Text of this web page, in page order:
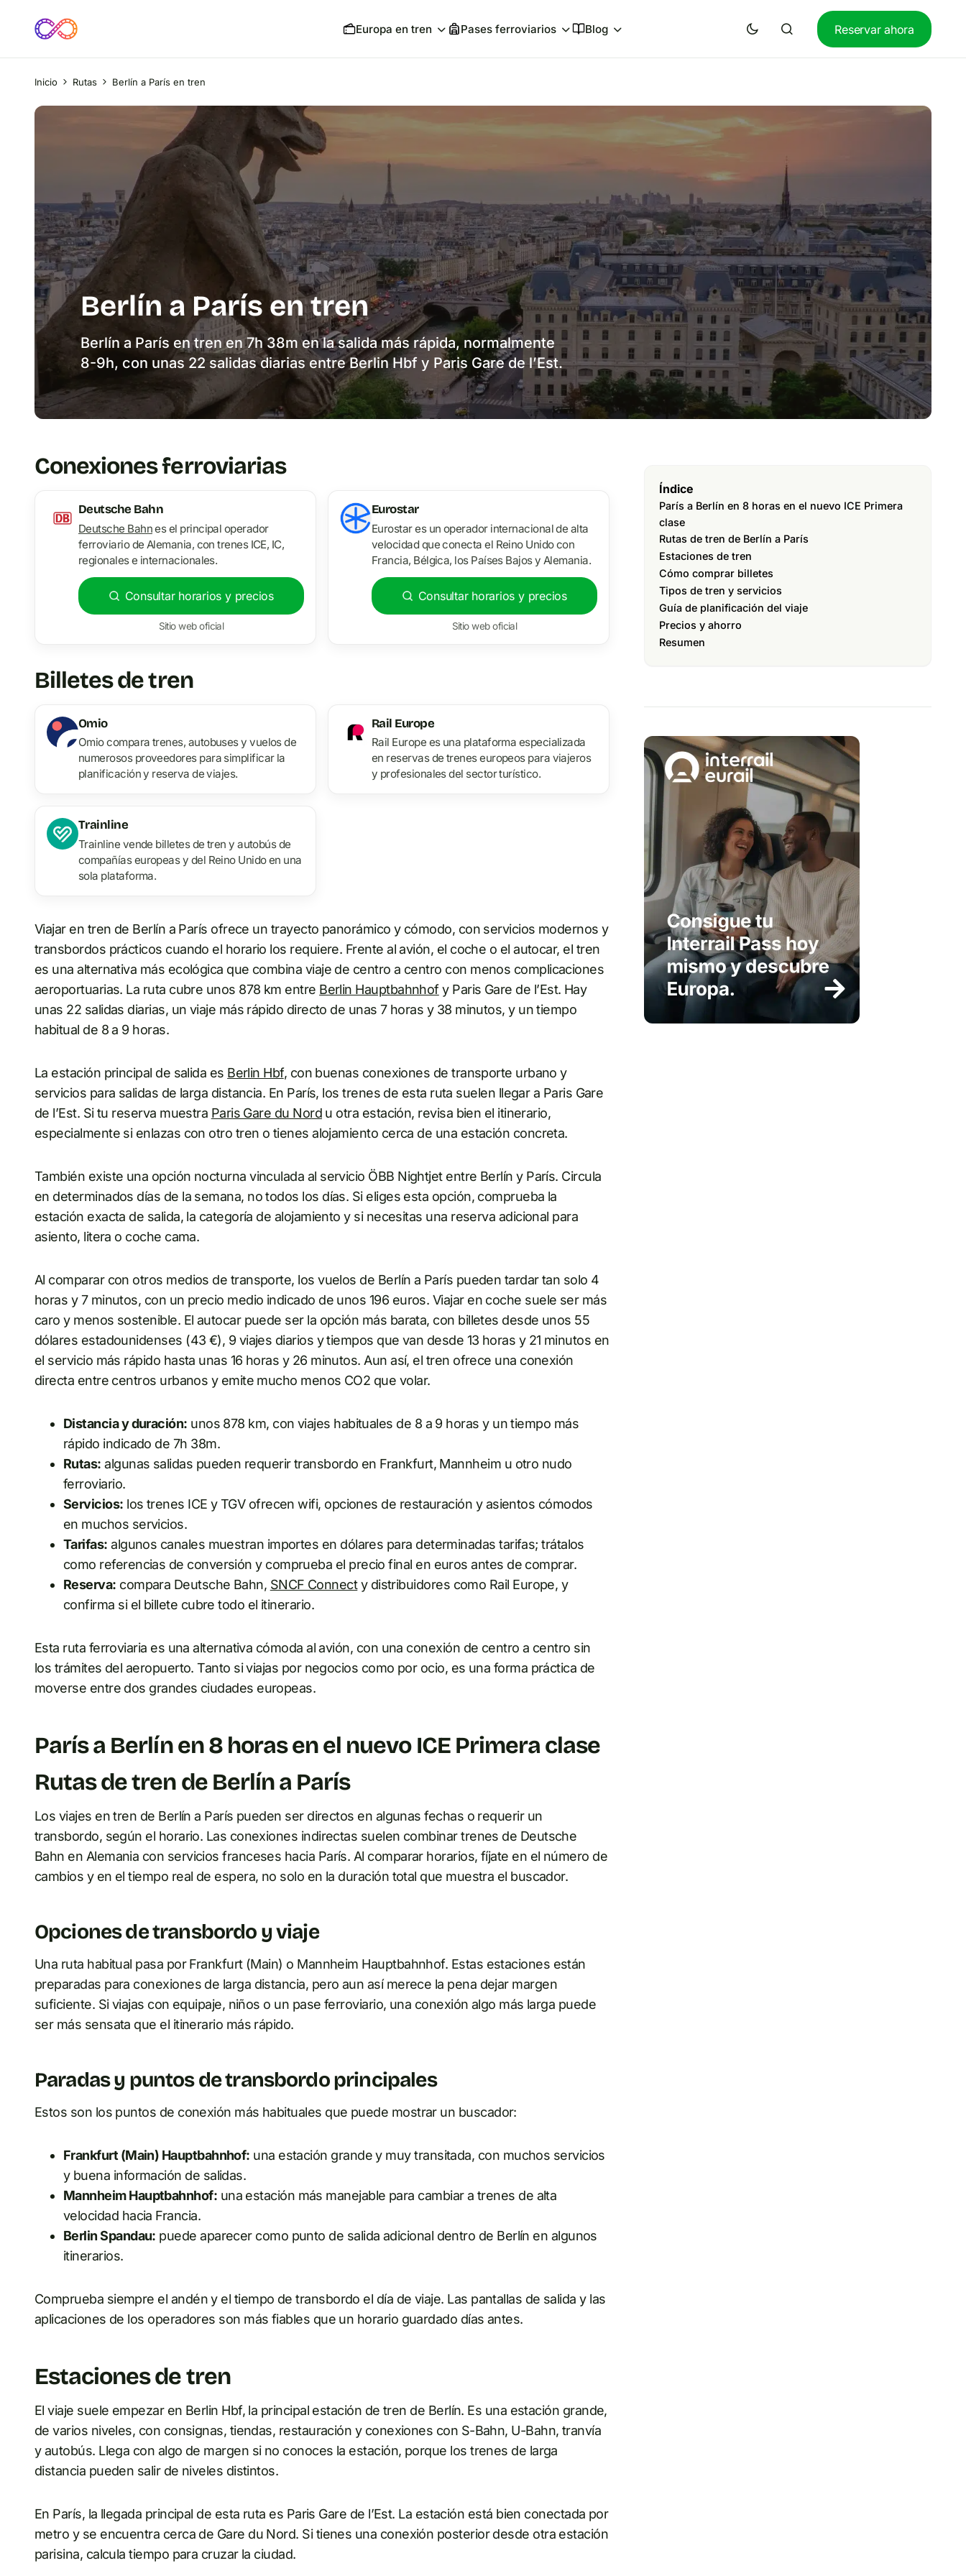
Europa en tren Pases ferroviarios Blog Reservar ahora
Inicio Rutas Berlín a París en tren
Berlín a París en tren
Berlín a París en tren en 7h 38m en la salida más rápida, normalmente
8-9h, con unas 22 salidas diarias entre Berlin Hbf y Paris Gare de l’Est.
Conexiones ferroviarias
Deutsche Bahn
Deutsche Bahnes el principal operador
ferroviario de Alemania, con trenes ICE, IC,
regionales e internacionales.
Consultar horarios y precios
Sitio web oficial
Eurostar
Eurostar es un operador internacional de alta
velocidad que conecta el Reino Unido con
Francia, Bélgica, los Países Bajos y Alemania.
Consultar horarios y precios
Sitio web oficial
Billetes de tren
Omio
Omio compara trenes, autobuses y vuelos de
numerosos proveedores para simplificar la
planificación y reserva de viajes.
Rail Europe
Rail Europe es una plataforma especializada
en reservas de trenes europeos para viajeros
y profesionales del sector turístico.
Trainline
Trainline vende billetes de tren y autobús de
compañías europeas y del Reino Unido en una
sola plataforma.
Viajar en tren de Berlín a París ofrece un trayecto panorámico y cómodo, con servicios modernos y
transbordos prácticos cuando el horario los requiere. Frente al avión, el coche o el autocar, el tren
es una alternativa más ecológica que combina viaje de centro a centro con menos complicaciones
aeroportuarias. La ruta cubre unos 878 km entre Berlin Hauptbahnhofy Paris Gare de l’Est. Hay
unas 22 salidas diarias, un viaje más rápido directo de unas 7 horas y 38 minutos, y un tiempo
habitual de 8 a 9 horas.
La estación principal de salida es Berlin Hbf, con buenas conexiones de transporte urbano y
servicios para salidas de larga distancia. En París, los trenes de esta ruta suelen llegar a Paris Gare
de l’Est. Si tu reserva muestra Paris Gare du Nord u otra estación, revisa bien el itinerario,
especialmente si enlazas con otro tren o tienes alojamiento cerca de una estación concreta.
También existe una opción nocturna vinculada al servicio ÖBB Nightjet entre Berlín y París. Circula
en determinados días de la semana, no todos los días. Si eliges esta opción, comprueba la
estación exacta de salida, la categoría de alojamiento y si necesitas una reserva adicional para
asiento, litera o coche cama.
Al comparar con otros medios de transporte, los vuelos de Berlín a París pueden tardar tan solo 4
horas y 7 minutos, con un precio medio indicado de unos 196 euros. Viajar en coche suele ser más
caro y menos sostenible. El autocar puede ser la opción más barata, con billetes desde unos 55
dólares estadounidenses (43 €), 9 viajes diarios y tiempos que van desde 13 horas y 21 minutos en
el servicio más rápido hasta unas 16 horas y 26 minutos. Aun así, el tren ofrece una conexión
directa entre centros urbanos y emite mucho menos CO2 que volar.
Distancia y duración: unos 878 km, con viajes habituales de 8 a 9 horas y un tiempo más
rápido indicado de 7h 38m.
Rutas: algunas salidas pueden requerir transbordo en Frankfurt, Mannheim u otro nudo
ferroviario.
Servicios: los trenes ICE y TGV ofrecen wifi, opciones de restauración y asientos cómodos
en muchos servicios.
Tarifas: algunos canales muestran importes en dólares para determinadas tarifas; trátalos
como referencias de conversión y comprueba el precio final en euros antes de comprar.
Reserva: compara Deutsche Bahn, SNCF Connecty distribuidores como Rail Europe, y
confirma si el billete cubre todo el itinerario.
Esta ruta ferroviaria es una alternativa cómoda al avión, con una conexión de centro a centro sin
los trámites del aeropuerto. Tanto si viajas por negocios como por ocio, es una forma práctica de
moverse entre dos grandes ciudades europeas.
París a Berlín en 8 horas en el nuevo ICE Primera clase
Rutas de tren de Berlín a París
Los viajes en tren de Berlín a París pueden ser directos en algunas fechas o requerir un
transbordo, según el horario. Las conexiones indirectas suelen combinar trenes de Deutsche
Bahn en Alemania con servicios franceses hacia París. Al comparar horarios, fíjate en el número de
cambios y en el tiempo real de espera, no solo en la duración total que muestra el buscador.
Opciones de transbordo y viaje
Una ruta habitual pasa por Frankfurt (Main) o Mannheim Hauptbahnhof. Estas estaciones están
preparadas para conexiones de larga distancia, pero aun así merece la pena dejar margen
suficiente. Si viajas con equipaje, niños o un pase ferroviario, una conexión algo más larga puede
ser más sensata que el itinerario más rápido.
Paradas y puntos de transbordo principales
Estos son los puntos de conexión más habituales que puede mostrar un buscador:
Frankfurt (Main) Hauptbahnhof: una estación grande y muy transitada, con muchos servicios
y buena información de salidas.
Mannheim Hauptbahnhof: una estación más manejable para cambiar a trenes de alta
velocidad hacia Francia.
Berlin Spandau: puede aparecer como punto de salida adicional dentro de Berlín en algunos
itinerarios.
Comprueba siempre el andén y el tiempo de transbordo el día de viaje. Las pantallas de salida y las
aplicaciones de los operadores son más fiables que un horario guardado días antes.
Estaciones de tren
El viaje suele empezar en Berlin Hbf, la principal estación de tren de Berlín. Es una estación grande,
de varios niveles, con consignas, tiendas, restauración y conexiones con S-Bahn, U-Bahn, tranvía
y autobús. Llega con algo de margen si no conoces la estación, porque los trenes de larga
distancia pueden salir de niveles distintos.
En París, la llegada principal de esta ruta es Paris Gare de l’Est. La estación está bien conectada por
metro y se encuentra cerca de Gare du Nord. Si tienes una conexión posterior desde otra estación
parisina, calcula tiempo para cruzar la ciudad.
Índice
París a Berlín en 8 horas en el nuevo ICE Primera
clase
Rutas de tren de Berlín a París
Estaciones de tren
Cómo comprar billetes
Tipos de tren y servicios
Guía de planificación del viaje
Precios y ahorro
Resumen